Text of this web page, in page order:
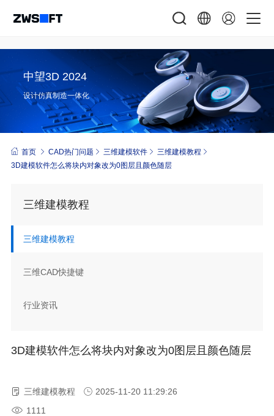
中望3D 2024
设计仿真制造一体化
首页 CAD热门问题 三维建模软件
三维建模教程
3D建模软件怎么将块内对象改为0图层且颜色随层
三维建模教程
三维建模教程
三维CAD快捷键
行业资讯
3D建模软件怎么将块内对象改为0图层且颜色随层
三维建模教程
2025-11-20 11:29:26
1111